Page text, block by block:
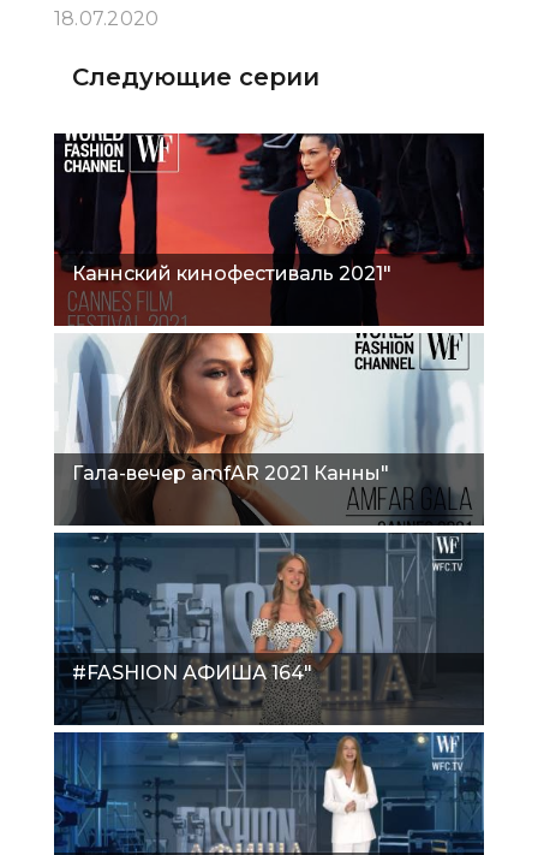
18.07.2020
Следующие серии
Каннский кинофестиваль 2021"
Гала-вечер amfAR 2021 Канны"
#FASHION АФИША 164"